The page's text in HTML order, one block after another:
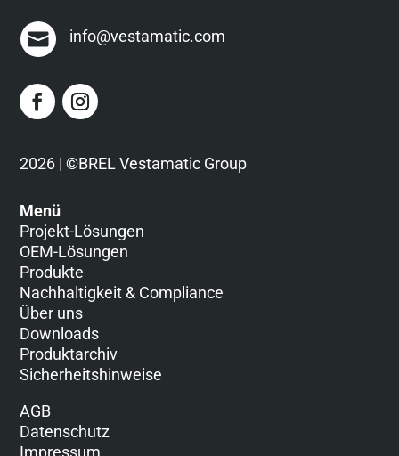
info@vestamatic.com
2026 | ©BREL Vestamatic Group
Menü
Projekt-Lösungen
OEM-Lösungen
Produkte
Nachhaltigkeit & Compliance
Über uns
Downloads
Produktarchiv
Sicherheitshinweise
AGB
Datenschutz